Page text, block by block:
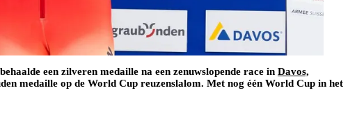
een zilveren medaille na een zenuwslopende race in Davos,
medaille op de World Cup reuzenslalom. Met nog één World Cup in het